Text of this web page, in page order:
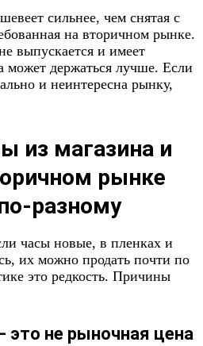
сильнее, чем снятая с
на вторичном рынке.
выпускается и имеет
может держаться лучше. Если
и неинтересна рынку,
из магазина и
рынке
разному
часы новые, в пленках и
их можно продать почти по
это редкость. Причины
это не рыночная цена